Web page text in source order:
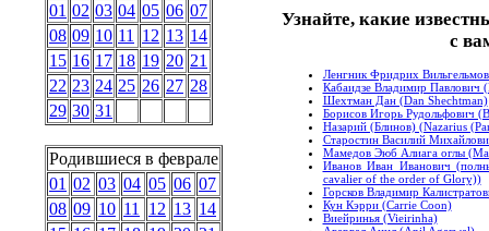
01 02 03 04 05 06 07
08 09 10 11 12 13 14
15 16 17 18 19 20 21
22 23 24 25 26 27 28
29 30 31
Родившиеся в феврале
01 02 03 04 05 06 07
08 09 10 11 12 13 14
Узнайте, какие
с
Ленгник Фридрих
Кабаидзе Владимир
Шехтман Дан (Dan Shechtman)
Борисов Игорь Рудольфович
Назарий (Блинов) (Nazarius
Старостин Василий
Мамедов Эюб Алиага оглы
Иванов Иван Иванович
cavalier of the order of Glory))
Горсков Владимир
Кун Кэрри (Carrie Coon)
Виейринья (Vieirinha)